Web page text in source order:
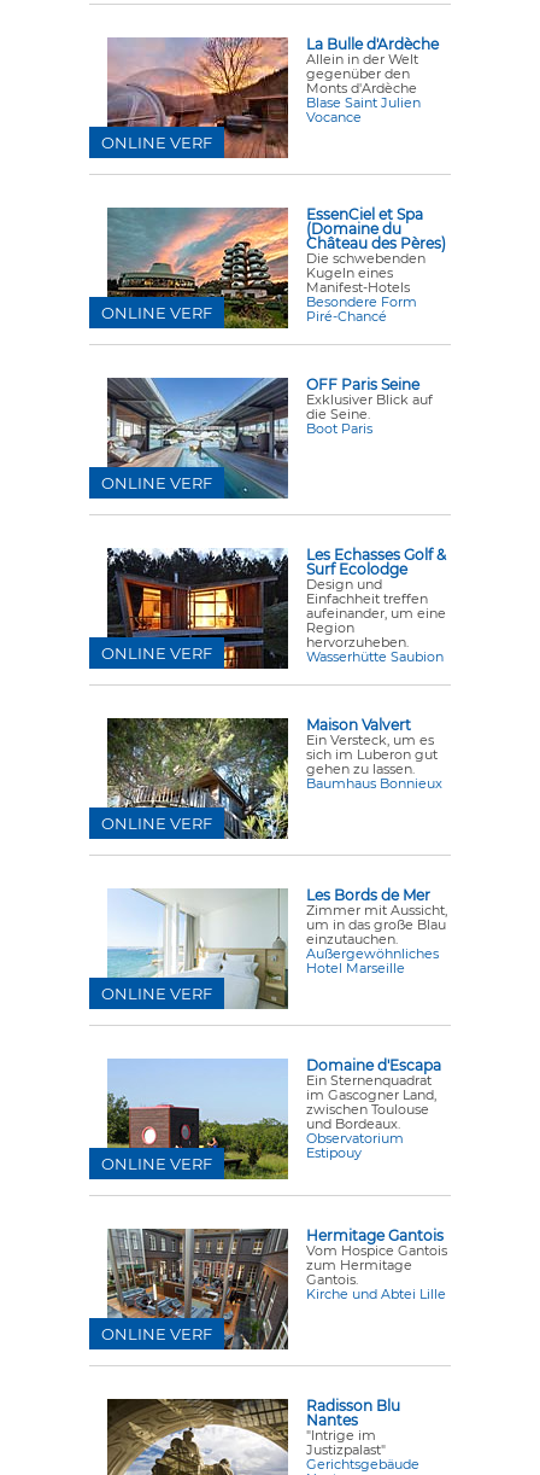
La Bulle d'Ardèche
Allein in der Welt
gegenüber den
Monts d'Ardèche
Blase Saint Julien
Vocance
ONLINE VERF
EssenCiel et Spa
(Domaine du
Château des Pères)
Die schwebenden
Kugeln eines
Manifest-Hotels
Besondere Form
Piré-Chancé
ONLINE VERF
OFF Paris Seine
Exklusiver Blick auf
die Seine.
Boot Paris
ONLINE VERF
Les Echasses Golf &
Surf Ecolodge
Design und
Einfachheit treffen
aufeinander, um eine
Region
hervorzuheben.
Wasserhütte Saubion
ONLINE VERF
Maison Valvert
Ein Versteck, um es
sich im Luberon gut
gehen zu lassen.
Baumhaus Bonnieux
ONLINE VERF
Les Bords de Mer
Zimmer mit Aussicht,
um in das große Blau
einzutauchen.
Außergewöhnliches
Hotel Marseille
ONLINE VERF
Domaine d'Escapa
Ein Sternenquadrat
im Gascogner Land,
zwischen Toulouse
und Bordeaux.
Observatorium
Estipouy
ONLINE VERF
Hermitage Gantois
Vom Hospice Gantois
zum Hermitage
Gantois.
Kirche und Abtei Lille
ONLINE VERF
Radisson Blu
Nantes
"Intrige im
Justizpalast"
Gerichtsgebäude